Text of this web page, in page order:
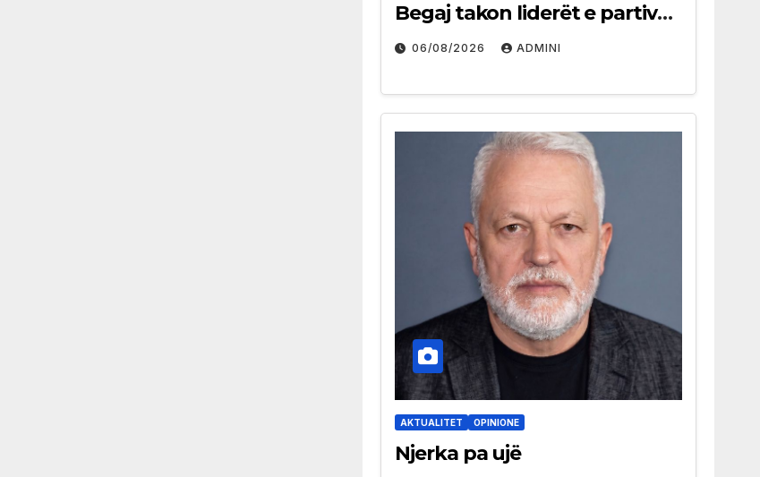
Begaj takon liderët e partive
shqiptare në Ulqin
06/08/2026 ADMINI
AKTUALITET OPINIONE
Njerka pa ujë